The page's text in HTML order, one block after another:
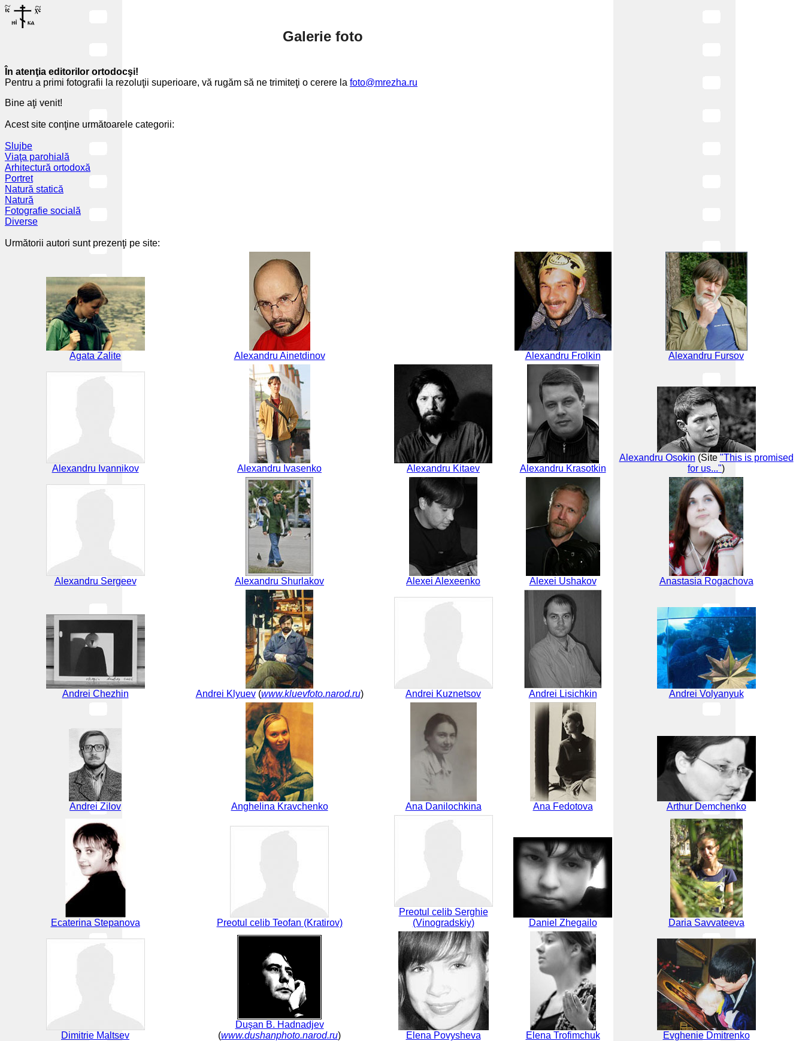
Galerie foto
În atenţia editorilor ortodocşi!
Pentru a primi fotografii la rezoluţii superioare, vă rugăm să ne trimiteţi o cerere la foto@mrezha.ru
Bine aţi venit!
Acest site conţine următoarele categorii:
Slujbe
Viaţa parohială
Arhitectură ortodoxă
Portret
Natură statică
Natură
Fotografie socială
Diverse
Următorii autori sunt prezenţi pe site:
Agata Zalite Alexandru Ainetdinov Alexandru Frolkin Alexandru Fursov
Alexandru Ivannikov Alexandru Ivasenko Alexandru Kitaev Alexandru Krasotkin
Alexandru Osokin (Site "This is promised
for us...")
Alexandru Sergeev Alexandru Shurlakov Alexei Alexeenko Alexei Ushakov Anastasia Rogachova
Andrei Chezhin Andrei Klyuev(www.kluevfoto.narod.ru) Andrei Kuznetsov Andrei Lisichkin Andrei Volyanyuk
Andrei Zilov Anghelina Kravchenko Ana Danilochkina Ana Fedotova Arthur Demchenko
Ecaterina Stepanova Preotul celib Teofan (Kratirov)
Preotul celib Serghie
(Vinogradskiy)
Daniel Zhegailo Daria Savvateeva
Dimitrie Maltsev
Duşan B. Hadnadjev
(www.dushanphoto.narod.ru) Elena Povysheva Elena Trofimchuk Evghenie Dmitrenko